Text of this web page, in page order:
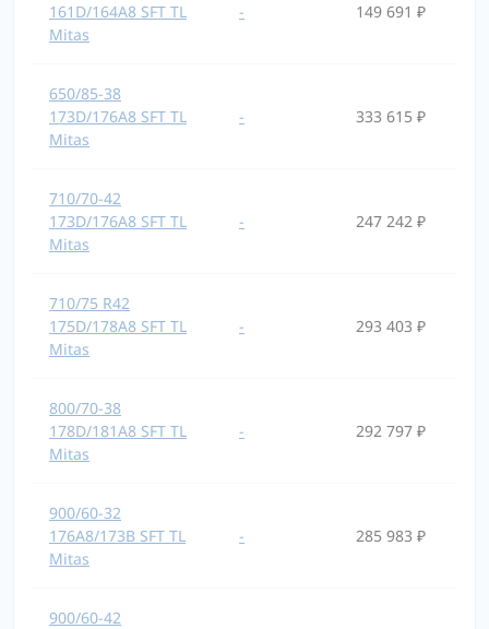
161D/164A8 SFT TL
Mitas
- 149 691 ₽
650/85-38
173D/176A8 SFT TL
Mitas
- 333 615 ₽
710/70-42
173D/176A8 SFT TL
Mitas
- 247 242 ₽
710/75 R42
175D/178A8 SFT TL
Mitas
- 293 403 ₽
800/70-38
178D/181A8 SFT TL
Mitas
- 292 797 ₽
900/60-32
176A8/173B SFT TL
Mitas
- 285 983 ₽
900/60-42